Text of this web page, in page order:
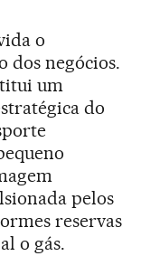
o
dos negócios.
um
do
pelos
reservas
o gás.